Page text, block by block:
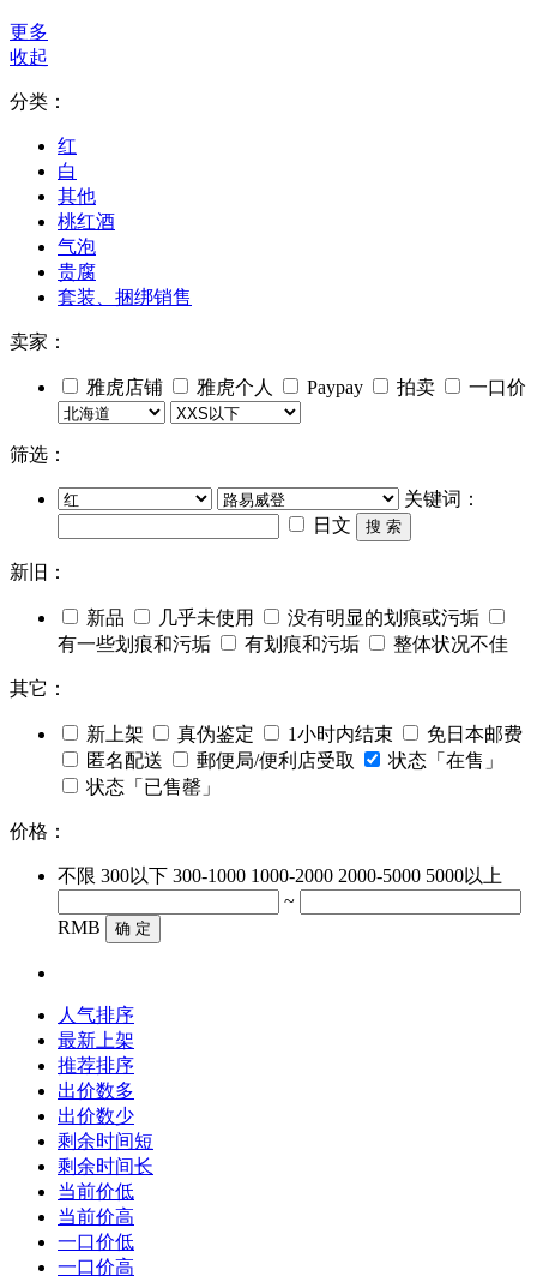
更多
收起
分类：
红
白
其他
桃红酒
气泡
贵腐
套装、捆绑销售
卖家：
雅虎店铺 雅虎个人 Paypay 拍卖 一口价
筛选：
关键词：
日文
搜 索
新旧：
新品 几乎未使用
没有明显的划痕或污垢
有一些划痕和污垢
有划痕和污垢 整体状况不佳
其它：
新上架 真伪鉴定 1小时内结束
免日本邮费
匿名配送
郵便局/便利店受取
状态「在售」
状态「已售罄」
价格：
不限 300以下 300-1000 1000-2000 2000-5000 5000以上
~
RMB
确 定
人气排序
最新上架
推荐排序
出价数多
出价数少
剩余时间短
剩余时间长
当前价低
当前价高
一口价低
一口价高